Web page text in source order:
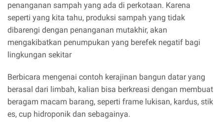
penanganan sampah yang ada di perkotaan. Karena
seperti yang kita tahu, produksi sampah yang tidak
dibarengi dengan penanganan mutakhir, akan
mengakibatkan penumpukan yang berefek negatif bagi
lingkungan sekitar
Berbicara mengenai contoh kerajinan bangun datar yang
berasal dari limbah, kalian bisa berkreasi dengan membuat
beragam macam barang, seperti frame lukisan, kardus, stik
es, cup hidroponik dan sebagainya.